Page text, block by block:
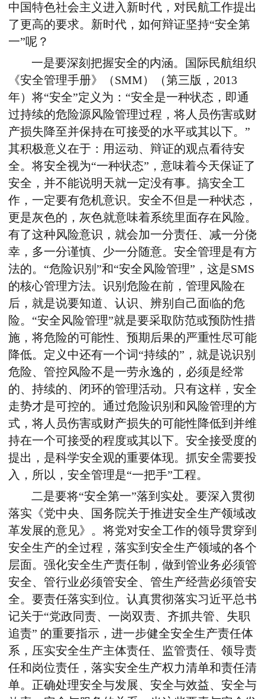
中国特色社会主义进入新时代，对民航工作提出
了更高的要求。新时代，如何辩证坚持“安全第
一”呢？
一是要深刻把握安全的内涵。国际民航组织
《安全管理手册》（SMM）（第三版，2013
年）将“安全”定义为：“安全是一种状态，即通
过持续的危险源风险管理过程，将人员伤害或财
产损失降至并保持在可接受的水平或其以下。”
其积极意义在于：用运动、辩证的观点看待安
全。将安全视为“一种状态”，意味着今天保证了
安全，并不能说明天就一定没有事。搞安全工
作，一定要有危机意识。安全不但是一种状态，
更是灰色的，灰色就意味着系统里面存在风险。
有了这种风险意识，就会加一分责任、减一分侥
幸，多一分谨慎、少一分随意。安全管理是有方
法的。“危险识别”和“安全风险管理”，这是SMS
的核心管理方法。识别危险在前，管理风险在
后，就是说要知道、认识、辨别自己面临的危
险。“安全风险管理”就是要采取防范或预防性措
施，将危险的可能性、预期后果的严重性尽可能
降低。定义中还有一个词“持续的”，就是说识别
危险、管控风险不是一劳永逸的，必须是经常
的、持续的、闭环的管理活动。只有这样，安全
走势才是可控的。通过危险识别和风险管理的方
式，将人员伤害或财产损失的可能性降低到并维
持在一个可接受的程度或其以下。安全接受度的
提出，是科学安全观的重要体现。抓安全需要投
入，所以，安全管理是“一把手”工程。
二是要将“安全第一”落到实处。要深入贯彻
落实《党中央、国务院关于推进安全生产领域改
革发展的意见》。将党对安全工作的领导贯穿到
安全生产的全过程，落实到安全生产领域的各个
层面。强化安全生产责任制，做到管业务必须管
安全、管行业必须管安全、管生产经营必须管安
全。要责任落实到位。认真贯彻落实习近平总书
记关于“党政同责、一岗双责、齐抓共管、失职
追责” 的重要指示，进一步健全安全生产责任体
系，压实安全生产主体责任、监管责任、领导责
任和岗位责任，落实安全生产权力清单和责任清
单。正确处理安全与发展、安全与效益、安全与